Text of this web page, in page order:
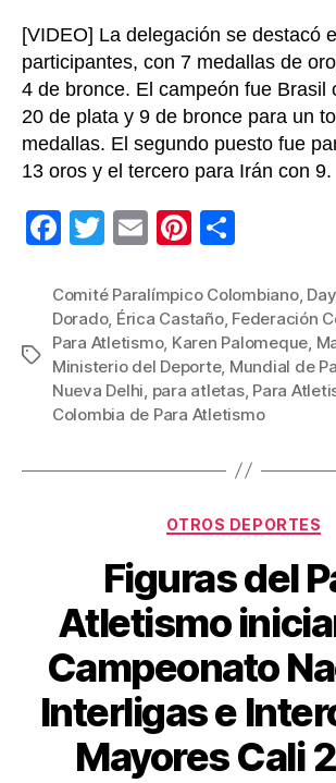
[VIDEO] La delegación se destacó
participantes, con 7 medallas de
4 de bronce. El campeón fue Brasil
20 de plata y 9 de bronce para un
medallas. El segundo puesto fue
13 oros y el tercero para Irán con 9.
F
c
e
b
o
k
T
tt
er
E
ail
Pi
er
e
st
m
p
ar
tir
Etiquetas
Comité Paralímpico Colombiano,
Dorado, Érica Castaño, Federación
Para Atletismo, Karen Palomeque,
Ministerio del Deporte, Mundial de
Nueva Delhi, para atletas, Para
Colombia de Para Atletismo
Categorías
OTROS DEPORTES
Figuras del
Atletismo
Campeonato
Interligas e
Mayores Cali